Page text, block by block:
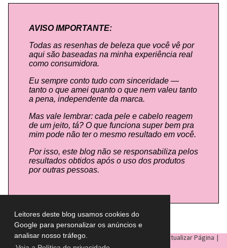
Leitores deste blog usamos cookies do
Google para personalizar os anúncios e
analisar nosso tráfego.
AVISO IMPORTANTE:
Todas as resenhas de beleza que você vê por
aqui são baseadas na minha experiência real
como consumidora.
Eu sempre conto tudo com sinceridade —
tanto o que amei quanto o que nem valeu tanto
a pena, independente da marca.
Mas vale lembrar: cada pele e cabelo reagem
de um jeito, tá? O que funciona super bem pra
mim pode não ter o mesmo resultado em você.
Por isso, este blog não se responsabiliza pelos
resultados obtidos após o uso dos produtos
por outras pessoas.
LULU ON THE SKY - Todos os direitos reservados © | Atualizar Página